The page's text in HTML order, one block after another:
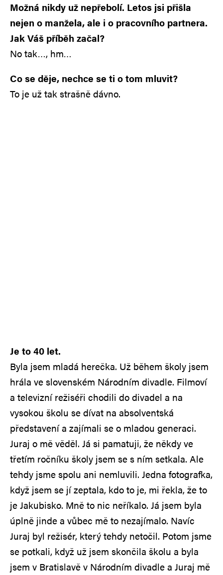
Možná nikdy už nepřebolí. Letos jsi přišla
nejen o manžela, ale i o pracovního partnera.
Jak Váš příběh začal?
No tak…, hm…
Co se děje, nechce se ti o tom mluvit?
To je už tak strašně dávno.
Je to 40 let.
Byla jsem mladá herečka. Už během školy jsem
hrála ve slovenském Národním divadle. Filmoví
a televizní režiséři chodili do divadel a na
vysokou školu se dívat na absolventská
představení a zajímali se o mladou generaci.
Juraj o mě věděl. Já si pamatuji, že někdy ve
třetím ročníku školy jsem se s ním setkala. Ale
tehdy jsme spolu ani nemluvili. Jedna fotografka,
když jsem se jí zeptala, kdo to je, mi řekla, že to
je Jakubisko. Mně to nic neříkalo. Já jsem byla
úplně jinde a vůbec mě to nezajímalo. Navíc
Juraj byl režisér, který tehdy netočil. Potom jsme
se potkali, když už jsem skončila školu a byla
jsem v Bratislavě v Národním divadle a Juraj mě